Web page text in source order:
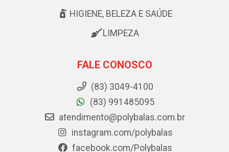
HIGIENE, BELEZA E SAÚDE
LIMPEZA
FALE CONOSCO
(83) 3049-4100
(83) 991485095
atendimento@polybalas.com.br
instagram.com/polybalas
facebook.com/Polybalas